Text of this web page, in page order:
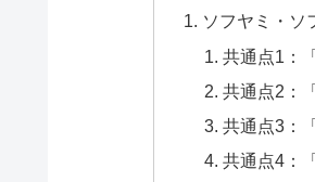
ソフヤミ・ソ
共通点1：
共通点2：
共通点3：
共通点4：